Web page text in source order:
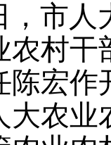
，市
农村
陈宏
大农